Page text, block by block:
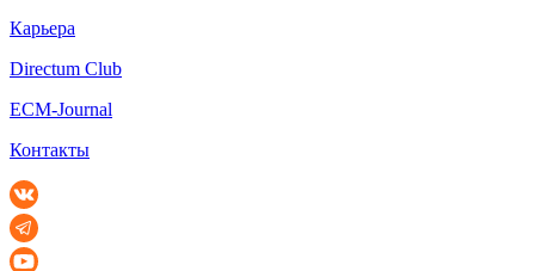
Карьера
Directum Club
ECM-Journal
Контакты